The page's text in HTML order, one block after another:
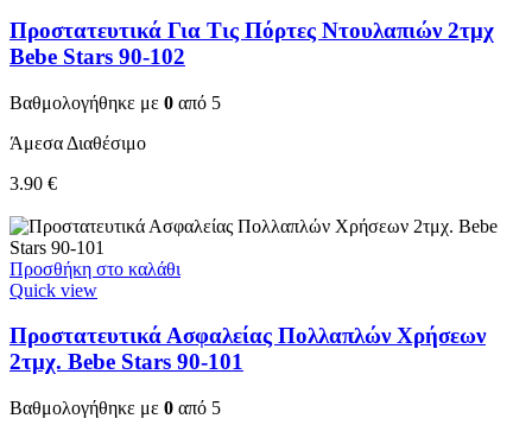
Προστατευτικά Για Τις Πόρτες Ντουλαπιών 2τμχ
Bebe Stars 90-102
Βαθμολογήθηκε με 0 από 5
Άμεσα Διαθέσιμο
3.90 €
Προσθήκη στο καλάθι
Quick view
Προστατευτικά Ασφαλείας Πολλαπλών Χρήσεων
2τμχ. Bebe Stars 90-101
Βαθμολογήθηκε με 0 από 5